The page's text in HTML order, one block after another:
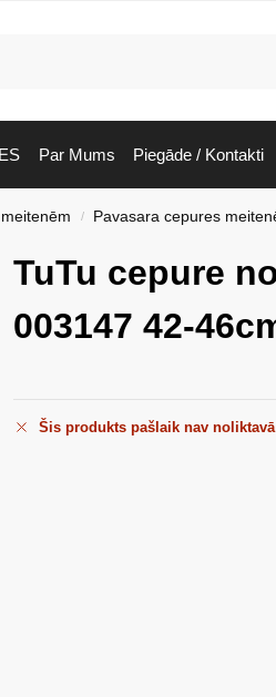
Par Mums Piegāde / Kontakti
/ Pavasara cepures
TuTu cepure
003147 42-
Šis produkts pašlaik nav